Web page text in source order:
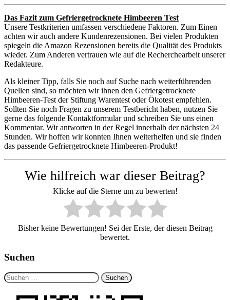
Das Fazit zum Gefriergetrocknete Himbeeren Test
Unsere Testkriterien umfassen verschiedene Faktoren. Zum Einen
achten wir auch andere Kundenrezensionen. Bei vielen Produkten
spiegeln die Amazon Rezensionen bereits die Qualität des Produkts
wieder. Zum Anderen vertrauen wie auf die Recherchearbeit unserer
Redakteure.
Als kleiner Tipp, falls Sie noch auf Suche nach weiterführenden
Quellen sind, so möchten wir ihnen den Gefriergetrocknete
Himbeeren-Test der Stiftung Warentest oder Ökotest empfehlen.
Sollten Sie noch Fragen zu unserem Testbericht haben, nutzen Sie
gerne das folgende Kontaktformular und schreiben Sie uns einen
Kommentar. Wir antworten in der Regel innerhalb der nächsten 24
Stunden. Wir hoffen wir konnten Ihnen weiterhelfen und sie finden
das passende Gefriergetrocknete Himbeeren-Produkt!
Wie hilfreich war dieser Beitrag?
Klicke auf die Sterne um zu bewerten!
Bisher keine Bewertungen! Sei der Erste, der diesen Beitrag
bewertet.
Suchen
Suchen
nach: